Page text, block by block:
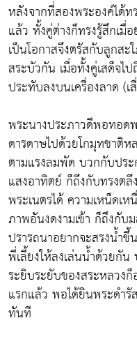
หลังจากที่สองพระองค์ได้
แล้ว ทั้งคู่ต่างก็ทรงรู้สึกเมื่
เป็นโอกาสจึงตรัสกับลูกสะ
สระบัวกัน เมื่อทั้งคู่เสด็จไ
ประทับลงบนเครื่องลาด (
พระนางประภาวดีพอทอด
ดารดาษไปด้วยโกมุทชาติห
ตามแรงลมพัด บวกกับปร
แสงอาทิตย์ ก็ถึงกับทรงตลึ
พระเนตรได้ ความเหน็ดเ
ภาพอันงดงามเข้า ก็ถึงกับ
ปรารถนาอยากจะสรงน้ำ
พี่เลี้ยงให้ลงเล่นน้ำด้วยกัน
ระยิบระยับของสระหลวง
แรกแล้ว พอได้ยินพระดำรั
ทันที